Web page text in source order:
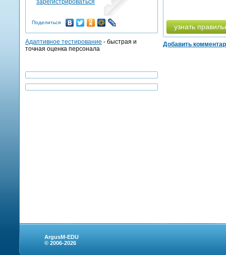
узнать
Добавить
зарегистрироваться
Поделиться
Адаптивное тестирование - быстрая и
точная оценка персонала
ArgusM-EDU
© 2006-2026